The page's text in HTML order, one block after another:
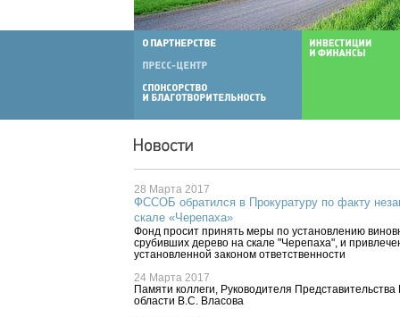
28 Марта 2017
ФССОБ обратился в Прокуратуру по факту
скале «Черепаха»
Фонд просит принять меры по установлению
срубивших дерево на скале "Черепаха", и
установленной законом ответственности
24 Марта 2017
Памяти коллеги, Руководителя
области В.С. Власова